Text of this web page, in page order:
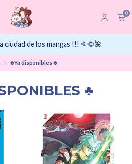
0
ciudad de los mangas !!! 🌞🌻🌺
♣Ya disponibles ♣
♣